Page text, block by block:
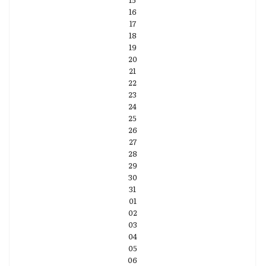
16
17
18
19
20
21
22
23
24
25
26
27
28
29
30
31
01
02
03
04
05
06